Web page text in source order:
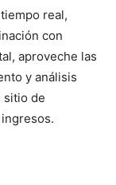
real,
con
aproveche las
y análisis
sitio de